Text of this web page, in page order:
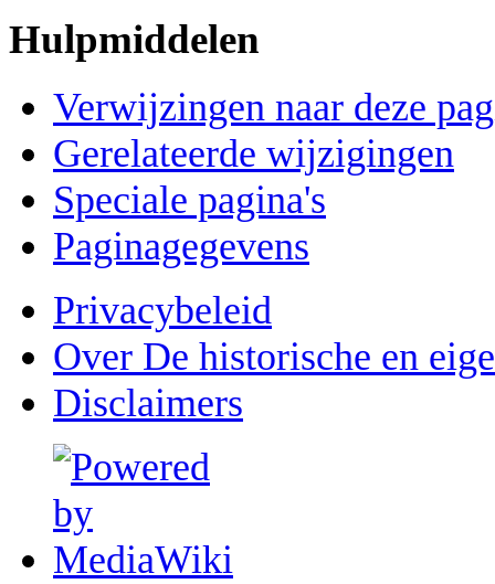
Hulpmiddelen
Verwijzingen naar deze
Gerelateerde wijzigingen
Speciale pagina's
Paginagegevens
Privacybeleid
Over De historische en
Disclaimers